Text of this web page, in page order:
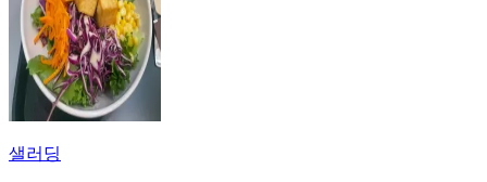
샐러딩